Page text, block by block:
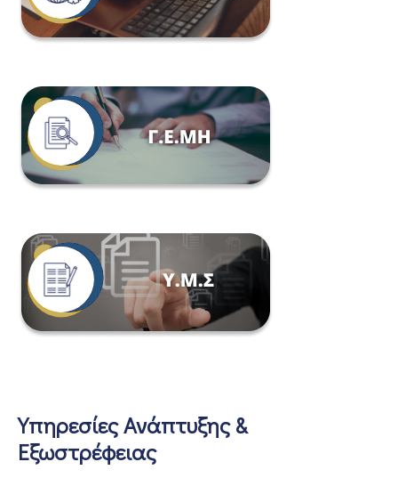
Υπηρεσίες Ανάπτυξης &
Εξωστρέφειας